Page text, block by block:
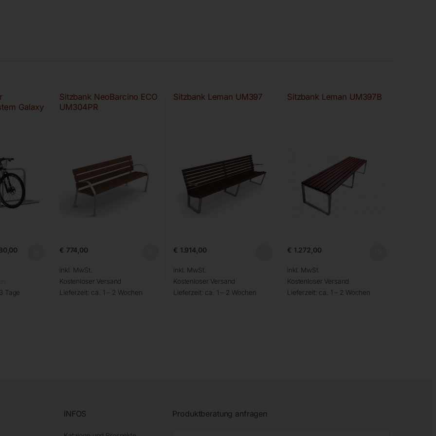
Galaxy
Tage
Sitzbank NeoBarcino ECO
UM304PR
€ 774,00
inkl. MwSt.
Kostenloser Versand
Lieferzeit: ca. 1 – 2 Wochen
Sitzbank Leman UM397
€ 1.914,00
inkl. MwSt.
Kostenloser Versand
Lieferzeit: ca. 1 – 2 Wochen
Sitzbank Leman UM397B
€ 1.272,00
inkl. MwSt.
Kostenloser Versand
Lieferzeit: ca. 1 – 2 Wochen
INFOS Produktberatung anfragen